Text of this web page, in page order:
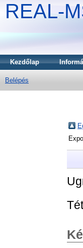
REAL-
Kezdőlap
Belépés